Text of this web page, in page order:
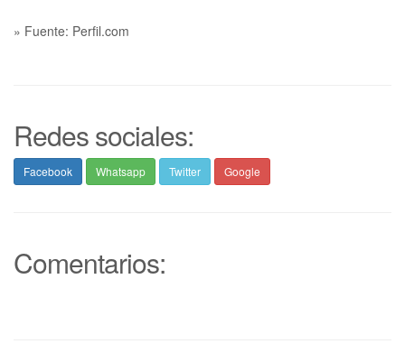
» Fuente: Perfil.com
Redes sociales:
Facebook Whatsapp Twitter Google
Comentarios: